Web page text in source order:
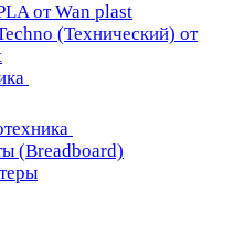
от Wan plast
(Технический) от
(Breadboard)